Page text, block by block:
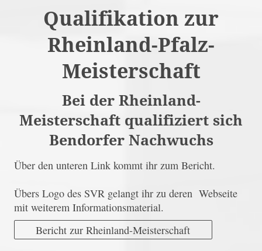
Qualifikation zur
Rheinland-Pfalz-
Meisterschaft
Bei der Rheinland-
Meisterschaft qualifiziert sich
Bendorfer Nachwuchs
Über den unteren Link kommt ihr zum Bericht.
Übers Logo des SVR gelangt ihr zu deren Webseite
mit weiterem Informationsmaterial.
Bericht zur Rheinland-Meisterschaft